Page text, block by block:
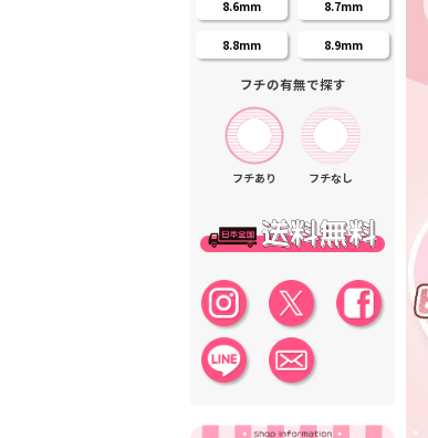
8.6mm 8.7mm
8.8mm 8.9mm
フチの有無で探す
フチあり フチなし